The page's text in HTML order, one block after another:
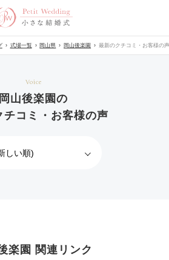
式場一覧 岡山県 岡山後楽園 最新のクチコミ・お客様の声
Voice
岡山後楽園の
チコミ・お客様の声
楽園 関連リンク